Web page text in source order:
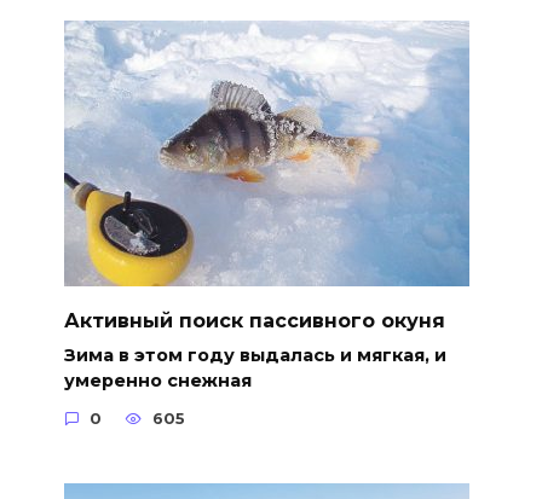
Активный поиск пассивного окуня
Зима в этом году выдалась и мягкая, и
умеренно снежная
0 605